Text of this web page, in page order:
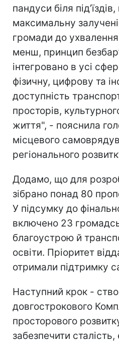
пандуси біля
максимальну
громади до
менш, принцип
інтегровано в усі
фізичну, цифрову та
доступність
просторів,
життя", - пояснила
місцевого
регіонального
Додамо, що для
зібрано понад 80
У підсумку до
включено 23
благоустрою й
освіти. Пріоритет
отримали підтримку
Наступний крок -
довгострокового
просторового
забезпечити